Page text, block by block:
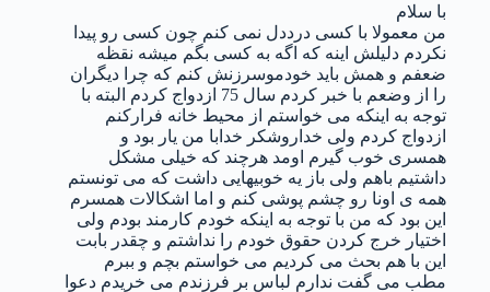
با سلام
من معمولا با کسی درددل نمی کنم چون کسی رو پیدا
نکردم دلیلش اینه که اگه به کسی بگم میشه نقظه
ضعفم و همش باید خودموسرزنش کنم که چرا دیگران
را از وضعم با خبر کردم سال 75 ازدواج کردم البته با
توجه به اینکه می خواستم از محیط خانه فرارکنم
ازدواج کردم ولی خداروشکر خدابا من یار بود و
همسری خوب گیرم اومد هرچند که خیلی مشکل
داشتیم باهم ولی باز یه خوبیهایی داشت که می تونستم
همه ی اونا رو چشم پوشی کنم و اما اشکالات همسرم
این بود که من با توجه به اینکه خودم کارمند بودم ولی
اختیار خرج کردن حقوق خودم را نداشتم و چقدر بابت
این با هم بحث می کردیم می خواستم بچم و ببرم
مطب می گفت ندارم لباس بر فرزندم می خریدم دعوا